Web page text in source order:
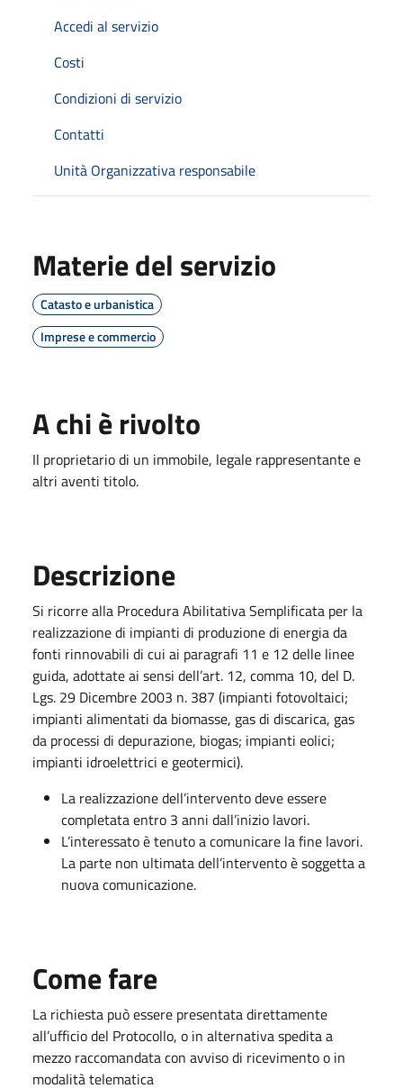
Accedi al servizio
Costi
Condizioni di servizio
Contatti
Unità Organizzativa responsabile
Materie del servizio
Catasto e urbanistica
Imprese e commercio
A chi è rivolto
Il proprietario di un immobile, legale rappresentante e
altri aventi titolo.
Descrizione
Si ricorre alla Procedura Abilitativa Semplificata per la
realizzazione di impianti di produzione di energia da
fonti rinnovabili di cui ai paragrafi 11 e 12 delle linee
guida, adottate ai sensi dell’art. 12, comma 10, del D.
Lgs. 29 Dicembre 2003 n. 387 (impianti fotovoltaici;
impianti alimentati da biomasse, gas di discarica, gas
da processi di depurazione, biogas; impianti eolici;
impianti idroelettrici e geotermici).
La realizzazione dell’intervento deve essere
completata entro 3 anni dall’inizio lavori.
L’interessato è tenuto a comunicare la fine lavori.
La parte non ultimata dell’intervento è soggetta a
nuova comunicazione.
Come fare
La richiesta può essere presentata direttamente
all’ufficio del Protocollo, o in alternativa spedita a
mezzo raccomandata con avviso di ricevimento o in
modalità telematica